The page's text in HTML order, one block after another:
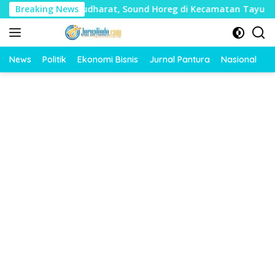
Langsung
ke
konten
Breaking News
Mudharat, Sound Horeg di Kecamatan Tayu Dilarang
News Politik Ekonomi Bisnis Jurnal Pantura Nasional